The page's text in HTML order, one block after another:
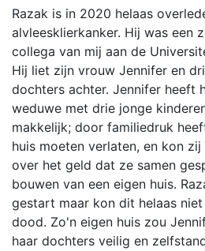
Razak is in 2020 helaas
alvleesklierkanker. Hij was een
collega van mij aan de
Hij liet zijn vrouw Jennifer en
dochters achter. Jennifer heeft
weduwe met drie jonge
makkelijk; door familiedruk
huis moeten verlaten, en kon
over het geld dat ze samen
bouwen van een eigen huis.
gestart maar kon dit helaas
dood. Zo'n eigen huis zou
haar dochters veilig en